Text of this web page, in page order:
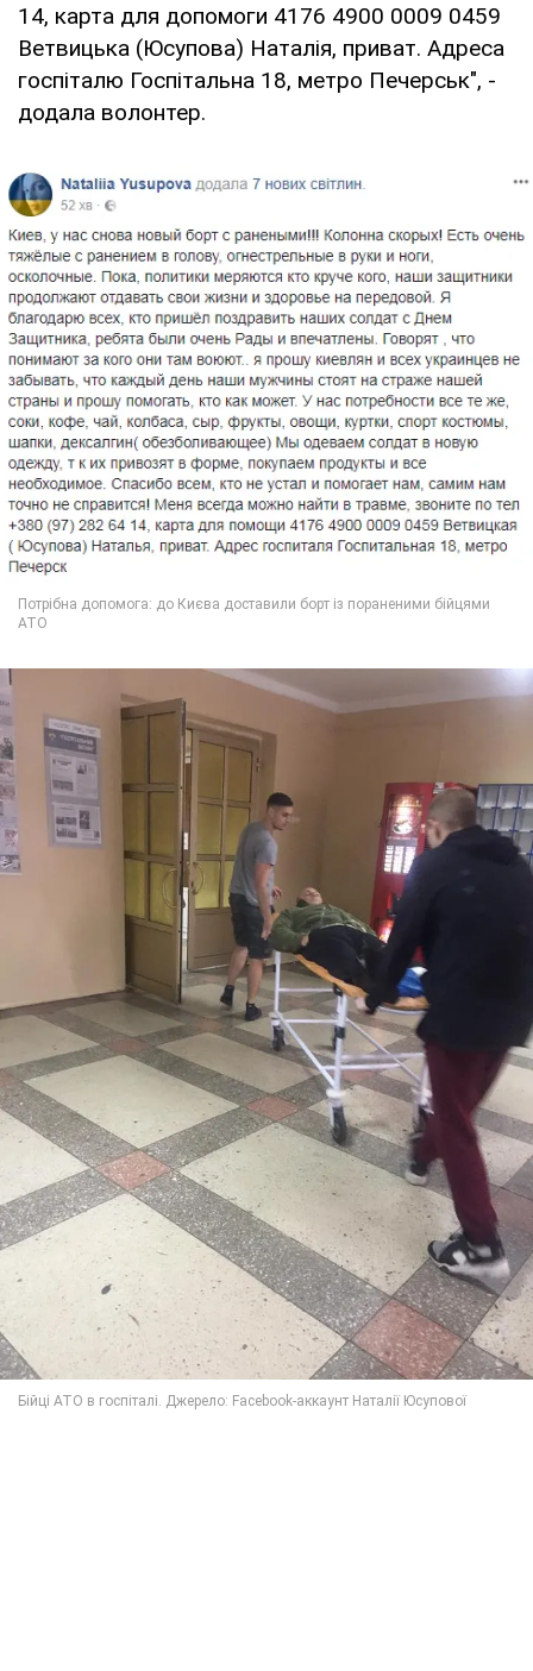
14, карта для допомоги 4176 4900 0009 0459
Ветвицька (Юсупова) Наталія, приват. Адреса
госпіталю Госпітальна 18, метро Печерськ", -
додала волонтер.